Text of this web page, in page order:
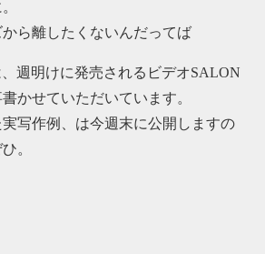
ら離したくないんだってば
週明けに発売されるビデオSALON
かせていただいています。
写作例、は今週末に公開しますの
。